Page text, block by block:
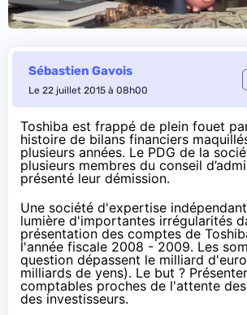
Sébastien Gavois
Le 22 juillet 2015 à 08h00
Toshiba est frappé de plein fouet
histoire de bilans financiers
plusieurs années. Le PDG de la
plusieurs membres du conseil
présenté leur démission.
Une société d'expertise
lumière d'importantes irrégularités
présentation des comptesde
l'année fiscale 2008 - 2009. Les
question dépassent le milliard
milliards de yens). Le but ?
comptables proches de l'attente
des investisseurs.